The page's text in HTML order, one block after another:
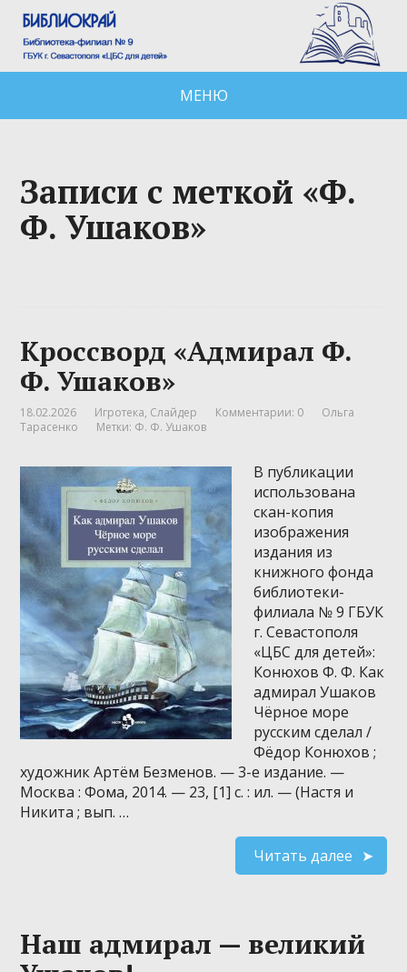
МЕНЮ
Записи с меткой «Ф.
Ф. Ушаков»
Кроссворд «Адмирал Ф.
Ф. Ушаков»
18.02.2026 Игротека, Слайдер Комментарии: 0
Ольга
Тарасенко
Метки: Ф. Ф. Ушаков
В публикации
использована
скан-копия
изображения
издания из
книжного фонда
библиотеки-
филиала № 9 ГБУК
г. Севастополя
«ЦБС для детей»:
Конюхов Ф. Ф. Как
адмирал Ушаков
Чёрное море
русским сделал /
Фёдор Конюхов ;
художник Артём Безменов. — 3-е издание. —
Москва : Фома, 2014. — 23, [1] с. : ил. — (Настя и
Никита ; вып. …
Читать далее
Наш адмирал — великий